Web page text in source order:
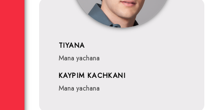
TIYANA
mana yachana
KAYPIM KACHKANI
mana yachana